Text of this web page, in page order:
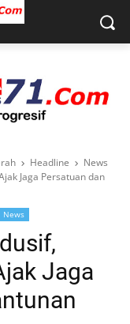
Headline
News
Jaga Persatuan dan
News
Jaga